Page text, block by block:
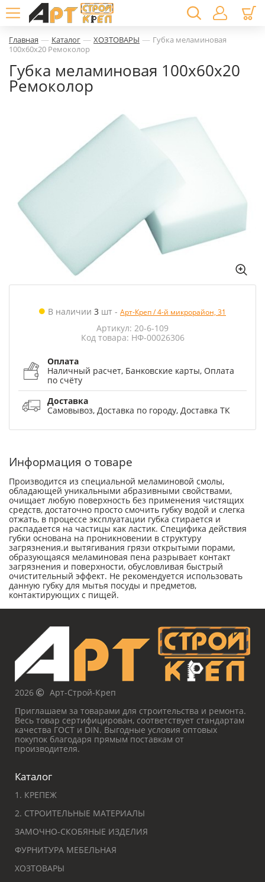
Главная — Каталог — ХОЗТОВАРЫ — Губка меламиновая
100х60х20 Ремоколор
Губка меламиновая 100х60х20
Ремоколор
В наличии 3 шт - Арт-Креп / 4-й микрорайон, 31
Артикул: 20-6-109
Код товара: НФ-00026306
Оплата
Наличный расчет, Банковские карты, Оплата
по счёту
Доставка
Самовывоз, Доставка по городу, Доставка ТК
Информация о товаре
Производится из специальной меламиновой смолы,
обладающей уникальными абразивными свойствами,
очищает любую поверхность без применения чистящих
средств, достаточно просто смочить губку водой и слегка
отжать, в процессе эксплуатации губка стирается и
распадается на частицы как ластик. Специфика действия
губки основана на проникновении в структуру
загрязнения.и вытягивания грязи открытыми порами,
образующаяся меламиновая пена разрывает контакт
загрязнения и поверхности, обусловливая быстрый
очистительный эффект. Не рекомендуется использовать
данную губку для мытья посуды и предметов,
контактирующих с пищей.
2026
Арт-Строй-Креп
Приглашаем за товарами для строительства и ремонта.
Весь товар сертифицирован, соответствует стандартам
качества ГОСТ и DIN. Выгодные условия оптовых
покупок благодаря прямым поставкам от
производителя.
Каталог
1. КРЕПЕЖ
2. СТРОИТЕЛЬНЫЕ МАТЕРИАЛЫ
ЗАМОЧНО-СКОБЯНЫЕ ИЗДЕЛИЯ
ФУРНИТУРА МЕБЕЛЬНАЯ
ХОЗТОВАРЫ